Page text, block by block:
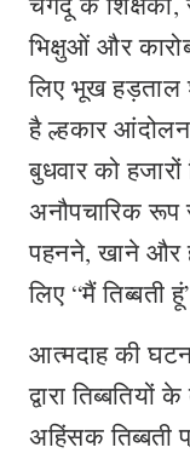
भिक्षुओं और
लिए भूख हड़ताल
है ल्हकार
बुधवार को
अनौपचारिक रूप
पहनने, खाने और
लिए “मैं तिब्बती
आत्मदाह की
द्वारा
अहिंसक तिब्बती